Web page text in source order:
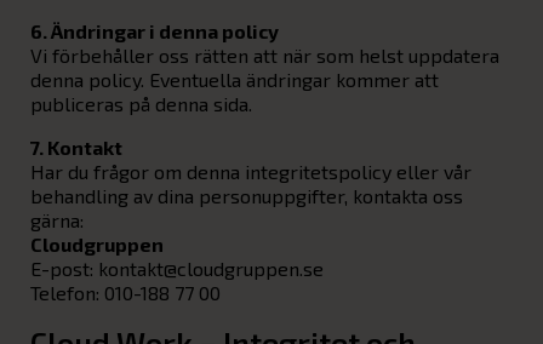
6. Ändringar i denna policy
Vi förbehåller oss rätten att när som helst uppdatera
denna policy. Eventuella ändringar kommer att
publiceras på denna sida.
7. Kontakt
Har du frågor om denna integritetspolicy eller vår
behandling av dina personuppgifter, kontakta oss
gärna:
Cloudgruppen
E-post: kontakt@cloudgruppen.se
Telefon: 010-188 77 00